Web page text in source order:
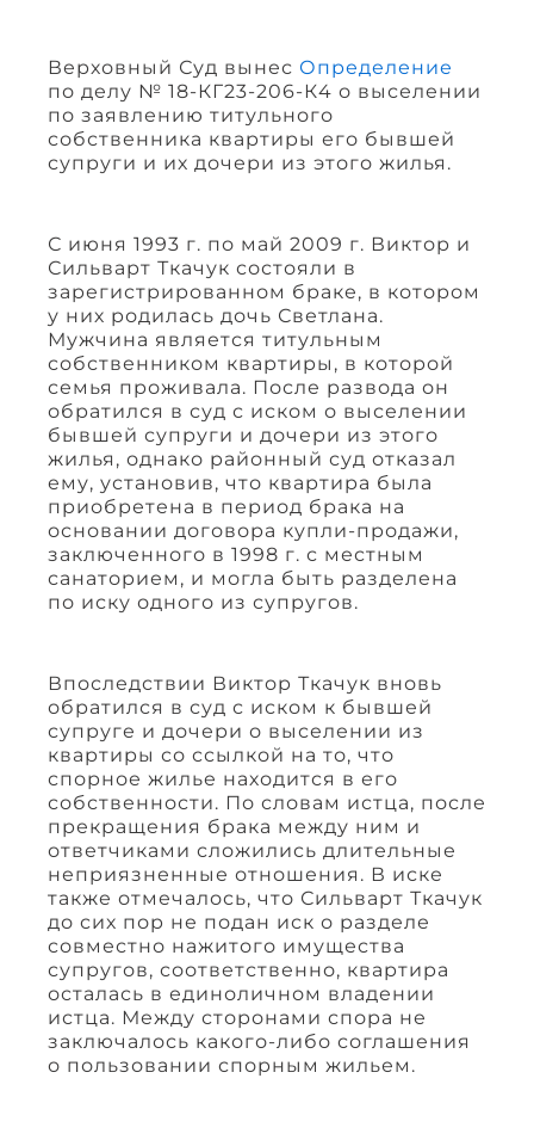
Верховный Суд вынес Определение
по делу № 18-КГ23-206-К4 о выселении
по заявлению титульного
собственника квартиры его бывшей
супруги и их дочери из этого жилья.
С июня 1993 г. по май 2009 г. Виктор и
Сильварт Ткачук состояли в
зарегистрированном браке, в котором
у них родилась дочь Светлана.
Мужчина является титульным
собственником квартиры, в которой
семья проживала. После развода он
обратился в суд с иском о выселении
бывшей супруги и дочери из этого
жилья, однако районный суд отказал
ему, установив, что квартира была
приобретена в период брака на
основании договора купли-продажи,
заключенного в 1998 г. с местным
санаторием, и могла быть разделена
по иску одного из супругов.
Впоследствии Виктор Ткачук вновь
обратился в суд с иском к бывшей
супруге и дочери о выселении из
квартиры со ссылкой на то, что
спорное жилье находится в его
собственности. По словам истца, после
прекращения брака между ним и
ответчиками сложились длительные
неприязненные отношения. В иске
также отмечалось, что Сильварт Ткачук
до сих пор не подан иск о разделе
совместно нажитого имущества
супругов, соответственно, квартира
осталась в единоличном владении
истца. Между сторонами спора не
заключалось какого-либо соглашения
о пользовании спорным жильем.